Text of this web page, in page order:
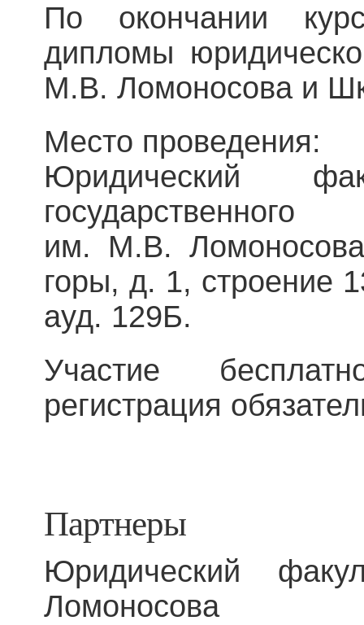
По окончании
дипломы
М.В. Ломоносова и
Место проведения:
Юридический
им. М.В.
горы, д. 1, строение
ауд. 129Б.
Участие
регистрация
Партнеры
Юридический
Ломоносова